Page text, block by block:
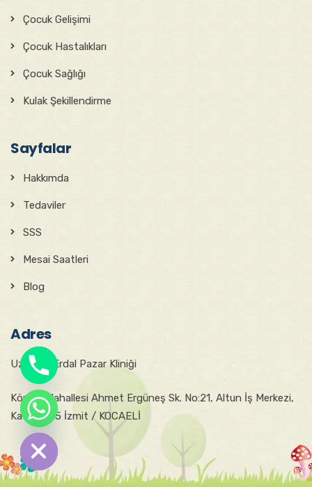
Çocuk Gelişimi
Çocuk Hastalıkları
Çocuk Sağlığı
Kulak Şekillendirme
Sayfalar
Hakkımda
Tedaviler
SSS
Mesai Saatleri
Blog
Adres
Uzm. Dr. Erdal Pazar Kliniği
Körfez Mahallesi Ahmet Ergüneş Sk. No:21, Altun İş Merkezi,
Kat:4, D:15 İzmit / KOCAELİ
Hide
chaty